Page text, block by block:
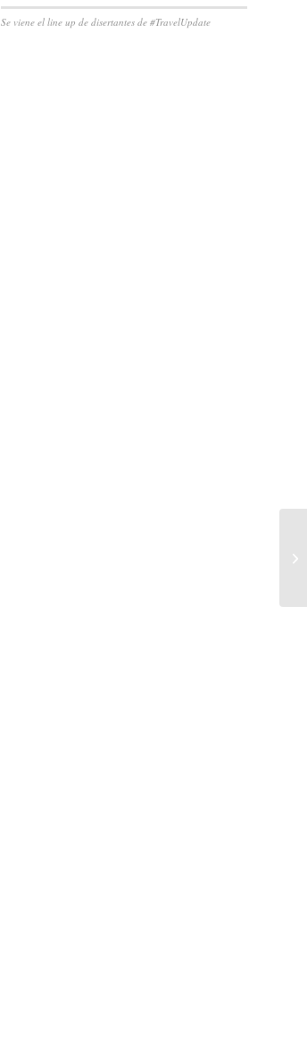
Se viene el line up de disertantes de #TravelUpdate